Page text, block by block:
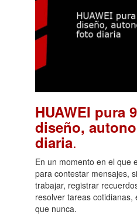
HUAWEI pura
diseño,
diaria.
En un momento en el que
para contestar mensajes,
trabajar, registrar
resolver tareas
que nunca.